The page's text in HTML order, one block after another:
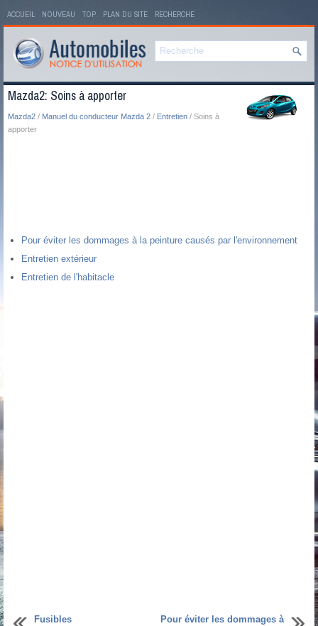
ACCUEIL NOUVEAU TOP PLAN DU SITE RECHERCHE
Mazda2: Soins à apporter
Mazda2 / Manuel du conducteur Mazda 2 / Entretien / Soins à
apporter
Pour éviter les dommages à la peinture causés par l'environnement
Entretien extérieur
Entretien de l'habitacle
Fusibles
Pour éviter les dommages à